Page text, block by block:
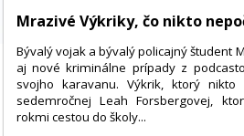
Mrazivé Výkriky, čo nikto
Bývalý vojak a bývalý policajný študent
aj nové kriminálne prípady z
svojho karavanu. Výkrik, ktorý
sedemročnej Leah Forsbergovej,
rokmi cestou do školy...